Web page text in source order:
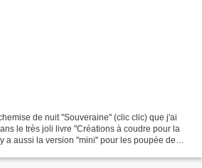
de nuit "Souveraine" (clic clic) que j'ai
le très joli livre "Créations à coudre pour la
a aussi la version "mini" pour les poupée de